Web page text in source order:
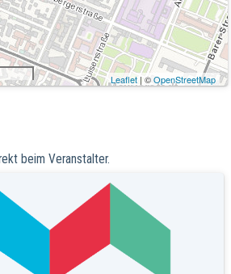
Leaflet| ©OpenStreetMap
beim Veranstalter.